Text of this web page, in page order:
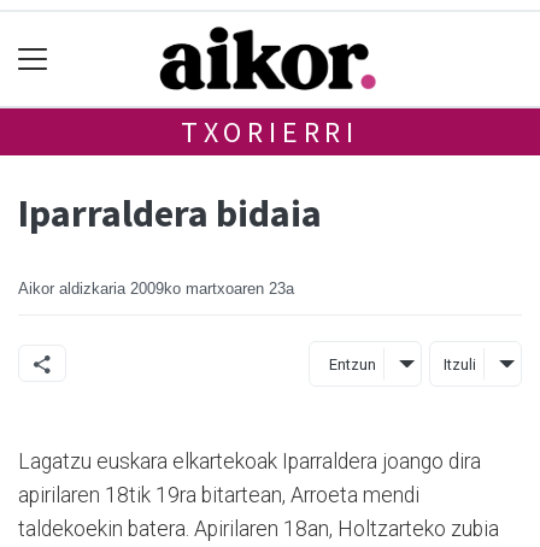
TXORIERRI
Iparraldera bidaia
Aikor aldizkaria 2009ko martxoaren 23a
Entzun Itzuli
Lagatzu euskara elkartekoak Iparraldera joango dira
apirilaren 18tik 19ra bitartean, Arroeta mendi
taldekoekin batera. Apirilaren 18an, Holtzarteko zubia